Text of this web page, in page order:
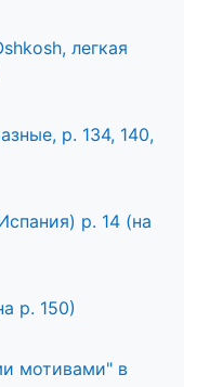
легкая
р. 134, 140,
р. 14 (на
р. 150)
мотивами" в